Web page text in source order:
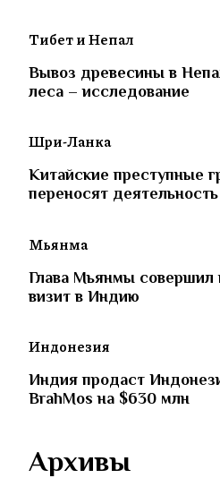
Тибет и Непал
Вывоз древесины в
леса – исследование
Шри-Ланка
Китайские преступные
переносят
Мьянма
Глава Мьянмы совершил
визит в Индию
Индонезия
Индия продаст
BrahMos на $630 млн
Архивы